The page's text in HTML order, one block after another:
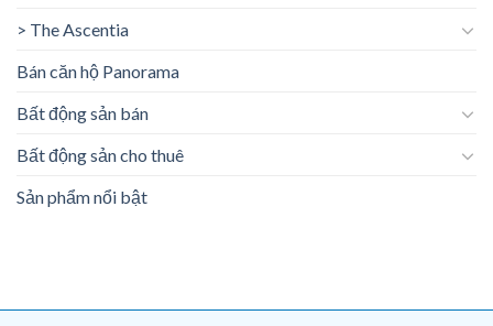
> The Ascentia
Bán căn hộ Panorama
Bất động sản bán
Bất động sản cho thuê
Sản phẩm nổi bật